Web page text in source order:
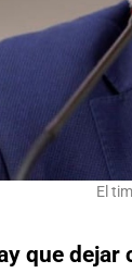
El
que dejar